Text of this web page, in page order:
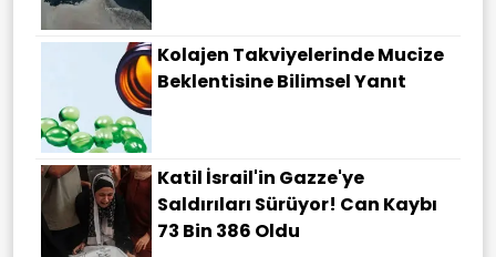
Kolajen Takviyelerinde Mucize
Beklentisine Bilimsel Yanıt
Katil İsrail'in Gazze'ye
Saldırıları Sürüyor! Can Kaybı
73 Bin 386 Oldu